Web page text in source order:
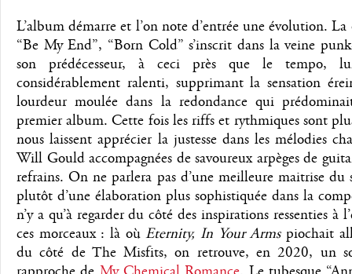
L’album démarre et l’on note d’entrée une évolution.
“Be My End”, “Born Cold” s’inscrit dans la veine
son prédécesseur, à ceci près que le tempo,
considérablement ralenti, supprimant la sensation
lourdeur moulée dans la redondance qui
premier album. Cette fois les riffs et rythmiques sont
nous laissent apprécier la justesse dans les mélodies
Will Gould accompagnées de savoureux arpèges de
refrains. On ne parlera pas d’une meilleure maitrise du
plutôt d’une élaboration plus sophistiquée dans la
n’y a qu’à regarder du côté des inspirations ressenties à
ces morceaux : là oùEternity, In Your Armspiochait
du côté de The Misfits, on retrouve, en 2020, un